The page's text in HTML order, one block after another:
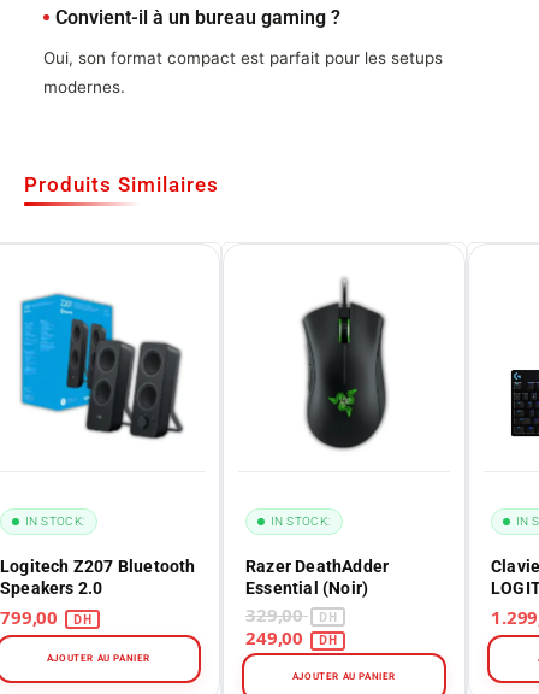
Convient-il à un bureau gaming ?
Oui, son format compact est parfait pour les setups
modernes.
Produits Similaires
Logitech Z207 Bluetooth
Speakers 2.0
IN STOCK:
AJOUTER AU PANIER
Razer DeathAdder
Essential (Noir)
329,00
IN STOCK:
AJOUTER AU PANIER
IN